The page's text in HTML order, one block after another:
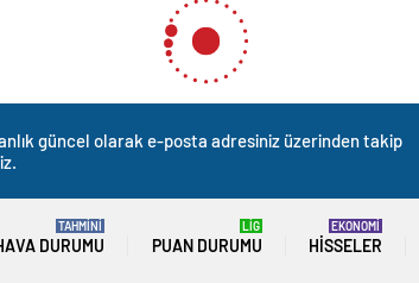
güncel olarak e-posta adresiniz üzerinden takip
DURUMU
TAHMİNİ
PUAN DURUMU
LİG
HISSELER
EKONOMİ